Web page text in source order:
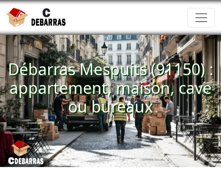
Débarras Mespuits (91150) :
appartement, maison, cave
ou bureaux